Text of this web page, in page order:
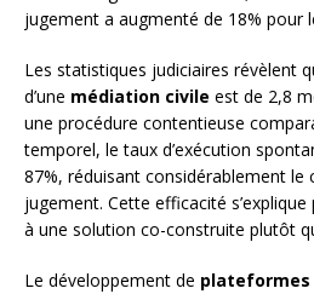
jugement a augmenté de 18% pour
Les statistiques judiciaires révèlent
d’une médiation civile est de 2,8
une procédure contentieuse
temporel, le taux d’exécution
87%, réduisant considérablement le
jugement. Cette efficacité s’explique
à une solution co-construite plutôt
Le développement de plateformes